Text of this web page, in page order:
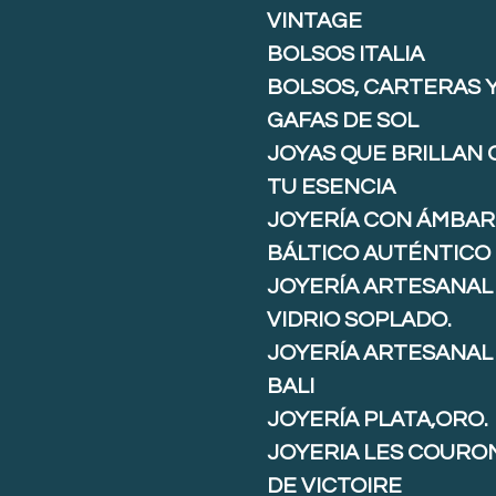
VINTAGE
BOLSOS ITALIA
BOLSOS, CARTERAS
GAFAS DE SOL
JOYAS QUE BRILLAN
TU ESENCIA
JOYERÍA CON ÁMBAR
BÁLTICO AUTÉNTICO
JOYERÍA ARTESANAL
VIDRIO SOPLADO.
JOYERÍA ARTESANAL
BALI
JOYERÍA PLATA,ORO.
JOYERIA LES
DE VICTOIRE